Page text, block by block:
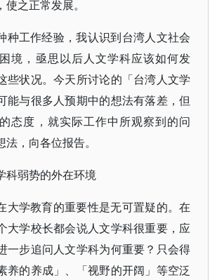
之正常发展。
种工作经验，我认识到台湾人文社会
境，亟思以后人文学科应该如何发
些状况。今天所讨论的「台湾人文学
能与很多人预期中的想法有落差，但
态度，就实际工作中所观察到的问
，向各位报告。
科弱势的外在环境
大学教育的重要性是无可置疑的。在
大学校长都会说人文学科很重要，应
一步追问人文学科为何重要？只会得
养的养成」、「视野的开阔」等空泛